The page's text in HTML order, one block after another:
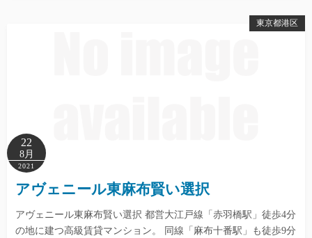
東京都港区
22
8月
2021
アヴェニール東麻布賢い選択
アヴェニール東麻布賢い選択 都営大江戸線「赤羽橋駅」徒歩4分
の地に建つ高級賃貸マンション。 同線「麻布十番駅」も徒歩9分